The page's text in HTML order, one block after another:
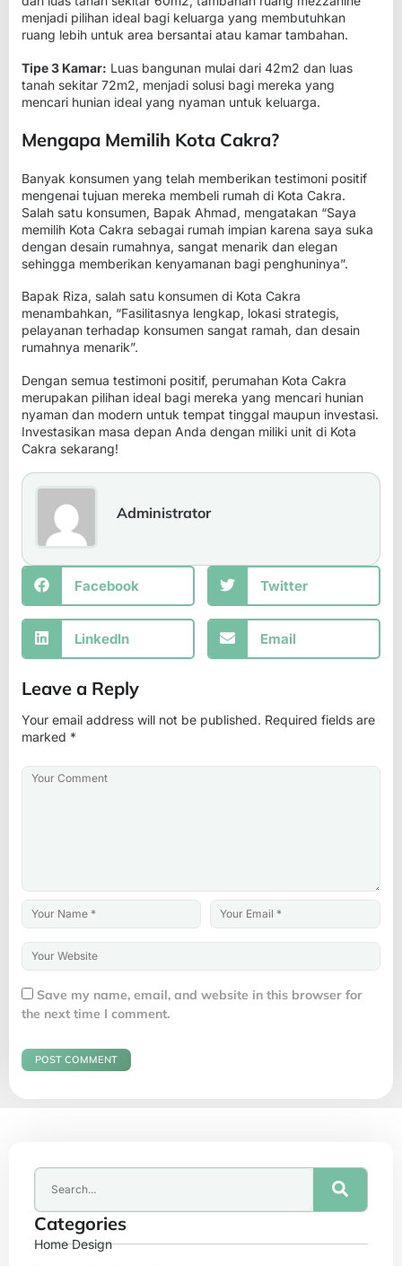
menjadi pilihan ideal bagi keluarga yang membutuhkan
ruang lebih untuk area bersantai atau kamar tambahan.
Tipe 3 Kamar: Luas bangunan mulai dari 42m2 dan luas
tanah sekitar 72m2, menjadi solusi bagi mereka yang
mencari hunian ideal yang nyaman untuk keluarga.
Mengapa Memilih Kota Cakra?
Banyak konsumen yang telah memberikan testimoni positif
mengenai tujuan mereka membeli rumah di Kota Cakra.
Salah satu konsumen, Bapak Ahmad, mengatakan “Saya
memilih Kota Cakra sebagai rumah impian karena saya suka
dengan desain rumahnya, sangat menarik dan elegan
sehingga memberikan kenyamanan bagi penghuninya”.
Bapak Riza, salah satu konsumen di Kota Cakra
menambahkan, “Fasilitasnya lengkap, lokasi strategis,
pelayanan terhadap konsumen sangat ramah, dan desain
rumahnya menarik”.
Dengan semua testimoni positif, perumahan Kota Cakra
merupakan pilihan ideal bagi mereka yang mencari hunian
nyaman dan modern untuk tempat tinggal maupun investasi.
Investasikan masa depan Anda dengan miliki unit di Kota
Cakra sekarang!
Administrator
Facebook Twitter
LinkedIn Email
Leave a Reply
Your email address will not be published. Required fields are
marked *
Save my name, email, and website in this browser for
the next time I comment.
Categories
Home Design